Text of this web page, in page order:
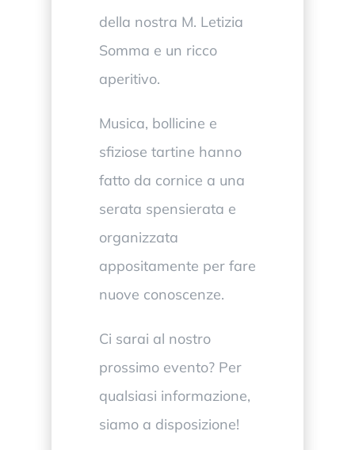
della nostra M. Letizia
Somma e un ricco
aperitivo.
Musica, bollicine e
sfiziose tartine hanno
fatto da cornice a una
serata spensierata e
organizzata
appositamente per fare
nuove conoscenze.
Ci sarai al nostro
prossimo evento? Per
qualsiasi informazione,
siamo a disposizione!